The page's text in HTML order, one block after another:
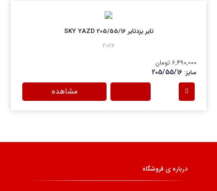
تایر یزدتایر 205/55/16 SKY YAZD
2026
6,490,000 تومان
سایز: 205/55/16
مشاهده
درباره ی فروشگاه